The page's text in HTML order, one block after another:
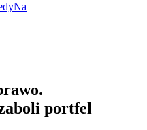
Na
portfel